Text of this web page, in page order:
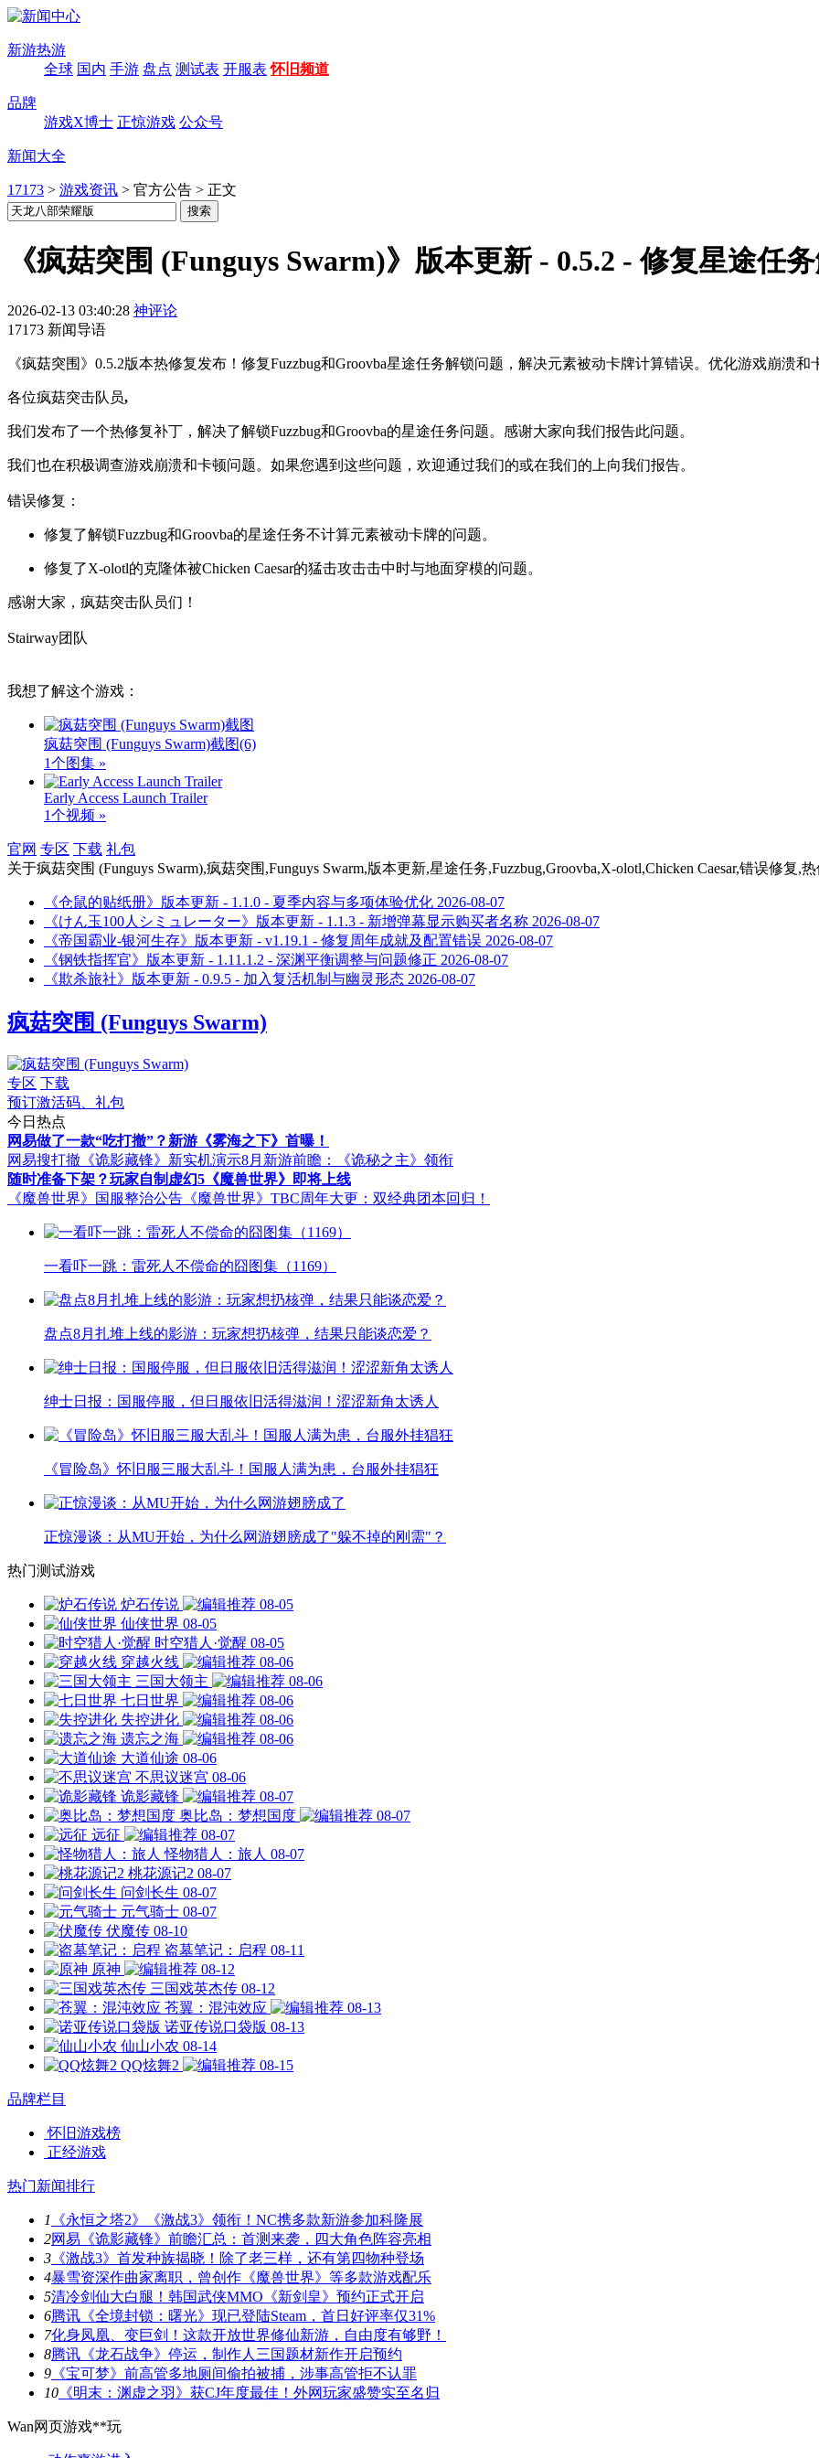
新游热游
全球 国内 手游 盘点 测试表 开服表 怀旧频道
品牌
游戏X博士 正惊游戏 公众号
新闻大全
17173 > 游戏资讯 > 官方公告 > 正文
《疯菇突围 (Funguys Swarm)》版本更新 - 0.5.2 - 修复星途任
2026-02-13 03:40:28 神评论
17173 新闻导语
《疯菇突围》0.5.2版本热修复发布！修复Fuzzbug和Groovba星途任务解锁问题，解决元素被动卡牌计算错误。优化游戏崩溃
各位疯菇突击队员,
我们发布了一个热修复补丁，解决了解锁Fuzzbug和Groovba的星途任务问题。感谢大家向我们报告此问题。
我们也在积极调查游戏崩溃和卡顿问题。如果您遇到这些问题，欢迎通过我们的或在我们的上向我们报告。
错误修复：
修复了解锁Fuzzbug和Groovba的星途任务不计算元素被动卡牌的问题。
修复了X-olotl的克隆体被Chicken Caesar的猛击攻击击中时与地面穿模的问题。
感谢大家，疯菇突击队员们！
Stairway团队
我想了解这个游戏：
疯菇突围 (Funguys Swarm)截图(6)
1个图集 »
Early Access Launch Trailer
1个视频 »
官网 专区 下载 礼包
关于疯菇突围 (Funguys Swarm),疯菇突围,Funguys Swarm,版本更新,星途任务,Fuzzbug,Groovba,X-olotl,Chicken Caesar,错误修复,
《仓鼠的贴纸册》版本更新 - 1.1.0 - 夏季内容与多项体验优化 2026-08-07
《けん玉100人シミュレーター》版本更新 - 1.1.3 - 新增弹幕显示购买者名称 2026-08-07
《帝国霸业-银河生存》版本更新 - v1.19.1 - 修复周年成就及配置错误 2026-08-07
《钢铁指挥官》版本更新 - 1.11.1.2 - 深渊平衡调整与问题修正 2026-08-07
《欺杀旅社》版本更新 - 0.9.5 - 加入复活机制与幽灵形态 2026-08-07
疯菇突围 (Funguys Swarm)
专区 下载
预订激活码、礼包
今日热点
网易做了一款“吃打撤”？新游《雾海之下》首曝！
网易搜打撤《诡影藏锋》新实机演示8月新游前瞻：《诡秘之主》领衔
随时准备下架？玩家自制虚幻5《魔兽世界》即将上线
《魔兽世界》国服整治公告 《魔兽世界》TBC周年大更：双经典团本回归！
一看吓一跳：雷死人不偿命的囧图集（1169）
盘点8月扎堆上线的影游：玩家想扔核弹，结果只能谈恋爱？
绅士日报：国服停服，但日服依旧活得滋润！涩涩新角太诱人
《冒险岛》怀旧服三服大乱斗！国服人满为患，台服外挂猖狂
正惊漫谈：从MU开始，为什么网游翅膀成了"躲不掉的刚需"？
热门测试游戏
炉石传说
08-05
仙侠世界 08-05
时空猎人·觉醒 08-05
穿越火线
08-06
三国大领主
08-06
七日世界
08-06
失控进化
08-06
遗忘之海
08-06
大道仙途 08-06
不思议迷宫 08-06
诡影藏锋
08-07
奥比岛：梦想国度
08-07
远征
08-07
怪物猎人：旅人 08-07
桃花源记2 08-07
问剑长生 08-07
元气骑士 08-07
伏魔传 08-10
盗墓笔记：启程 08-11
原神
08-12
三国戏英杰传 08-12
苍翼：混沌效应
08-13
诺亚传说口袋版 08-13
仙山小农 08-14
QQ炫舞2
08-15
品牌栏目
怀旧游戏榜
正经游戏
热门新闻排行
1
《永恒之塔2》《激战3》领衔！NC携多款新游参加科隆展
2网易《诡影藏锋》前瞻汇总：首测来袭，四大角色阵容亮相
3 《激战3》首发种族揭晓！除了老三样，还有第四物种登场
4暴雪资深作曲家离职，曾创作《魔兽世界》等多款游戏配乐
5清冷剑仙大白腿！韩国武侠MMO《新剑皇》预约正式开启
6腾讯《全境封锁：曙光》现已登陆Steam，首日好评率仅31%
7化身凤凰、变巨剑！这款开放世界修仙新游，自由度有够野！
8腾讯《龙石战争》停运，制作人三国题材新作开启预约
9 《宝可梦》前高管多地厕间偷拍被捕，涉事高管拒不认罪
10 《明末：渊虚之羽》获CJ年度最佳！外网玩家盛赞实至名归
Wan网页游戏**玩